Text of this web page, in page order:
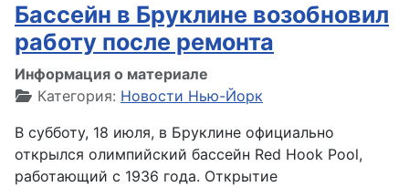
Бассейн в Бруклине возобновил
работу после ремонта
Информация о материале
Категория: Новости Нью-Йорк
В субботу, 18 июля, в Бруклине официально
открылся олимпийский бассейн Red Hook Pool,
работающий с 1936 года. Открытие